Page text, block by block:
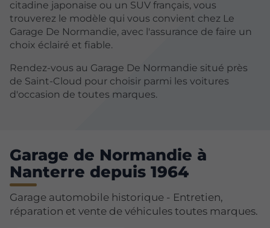
citadine japonaise ou un SUV français, vous
trouverez le modèle qui vous convient chez Le
Garage De Normandie, avec l'assurance de faire un
choix éclairé et fiable.
Rendez-vous au Garage De Normandie situé près
de Saint-Cloud pour choisir parmi les voitures
d'occasion de toutes marques.
Garage de Normandie à
Nanterre depuis 1964
Garage automobile historique - Entretien,
réparation et vente de véhicules toutes marques.